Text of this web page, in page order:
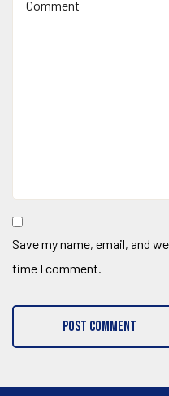
Save my name, email, and
time I comment.